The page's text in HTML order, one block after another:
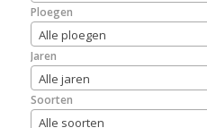
Ploegen
Alle ploegen
Jaren
Alle jaren
Soorten
Alle soorten